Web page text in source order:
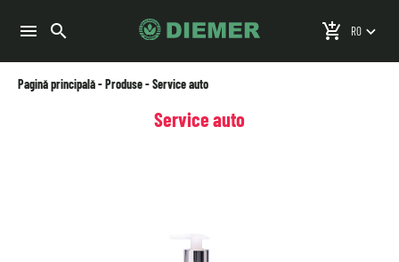
menu search add_shopping_cart keyboard_arrow_down
Pagină principală-Produse-Service auto
Service auto